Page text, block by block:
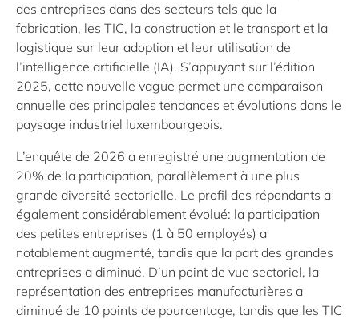
des entreprises dans des secteurs tels que la
fabrication, les TIC, la construction et le transport et la
logistique sur leur adoption et leur utilisation de
l’intelligence artificielle (IA). S’appuyant sur l’édition
2025, cette nouvelle vague permet une comparaison
annuelle des principales tendances et évolutions dans le
paysage industriel luxembourgeois.
L’enquête de 2026 a enregistré une augmentation de
20% de la participation, parallèlement à une plus
grande diversité sectorielle. Le profil des répondants a
également considérablement évolué: la participation
des petites entreprises (1 à 50 employés) a
notablement augmenté, tandis que la part des grandes
entreprises a diminué. D’un point de vue sectoriel, la
représentation des entreprises manufacturières a
diminué de 10 points de pourcentage, tandis que les TIC